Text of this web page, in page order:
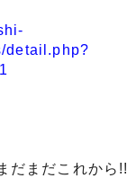
detail.php?
だまだこれから!!